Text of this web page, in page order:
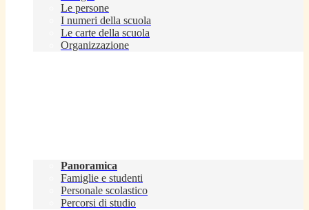
Le persone
I numeri della scuola
Le carte della scuola
Organizzazione
Panoramica
Famiglie e studenti
Personale scolastico
Percorsi di studio